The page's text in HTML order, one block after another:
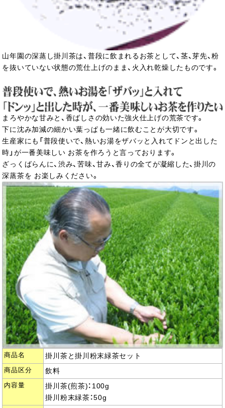
山年園の深蒸し掛川茶は、普段に飲まれるお茶として、茎、芽先、粉
を抜いていない状態の荒仕上げのまま、火入れ乾燥したものです。
まろやかな甘みと、香ばしさの効いた強火仕上げの荒茶です。
下に沈み加減の細かい葉っぱも一緒に飲むことが大切です。
生産家にも「普段使いで、熱いお湯をザバッと入れてドンと出した
時」が一番美味しい お茶を作ろうと言っております。
ざっくばらんに、渋み、苦味、甘み、香りの全てが凝縮した、掛川の
深蒸茶を お楽しみください。
商品名 掛川茶と掛川粉末緑茶セット
商品区分 飲料
内容量
掛川茶(煎茶)：100g
掛川粉末緑茶：50g